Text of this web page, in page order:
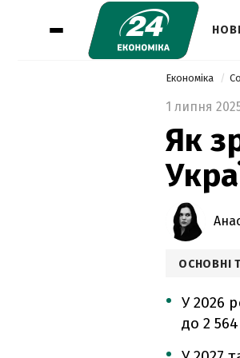
Економіка
1 липня
Як
ОСНОВНІ
У 2026
до 2